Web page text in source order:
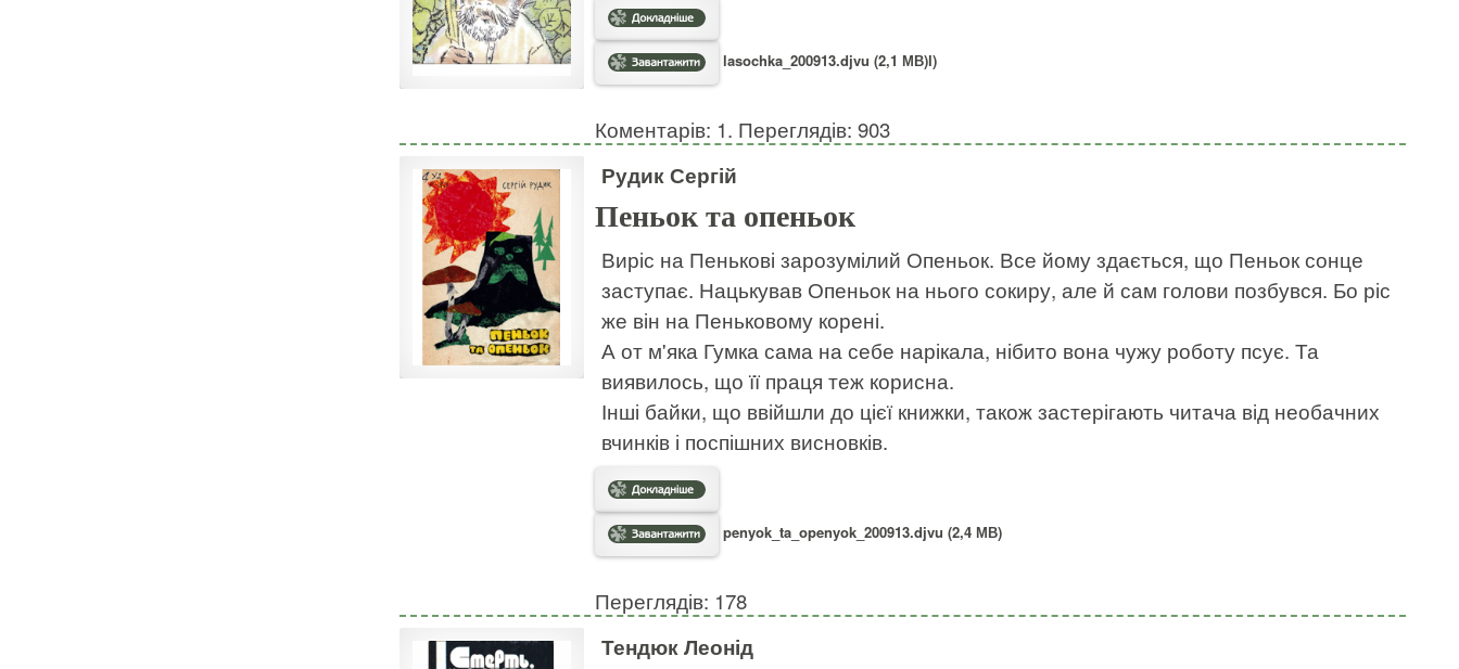
lasochka_200913.djvu (2,1 МВ)І)
Коментарів: 1. Переглядів: 903
Рудик Сергій
Пеньок та опеньок
Виріс на Пенькові зарозумілий Опеньок. Все йому здається, що Пеньок сонце
заступає. Нацькував Опеньок на нього сокиру, але й сам голови позбувся. Бо ріс
же він на Пеньковому корені.
А от м'яка Гумка сама на себе нарікала, нібито вона чужу роботу псує. Та
виявилось, що її праця теж корисна.
Інші байки, що ввійшли до цієї книжки, також застерігають читача від необачних
вчинків і поспішних висновків.
penyok_ta_openyok_200913.djvu (2,4 МВ)
Переглядів: 178
Тендюк Леонід